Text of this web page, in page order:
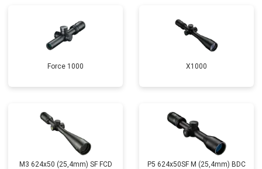
Force 1000 X1000
M3 624x50 (25,4mm) SF FCD P5 624x50SF M (25,4mm) BDC